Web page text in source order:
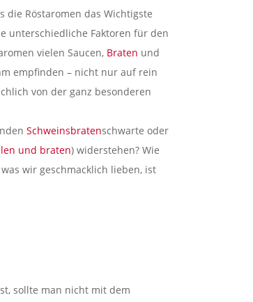
die Röstaromen das Wichtigste
unterschiedliche Faktoren für den
vielen Saucen, Braten und
empfinden – nicht nur auf rein
von der ganz besonderen
Schweinsbratenschwarte oder
und braten) widerstehen? Wie
wir geschmacklich lieben, ist
sollte man nicht mit dem